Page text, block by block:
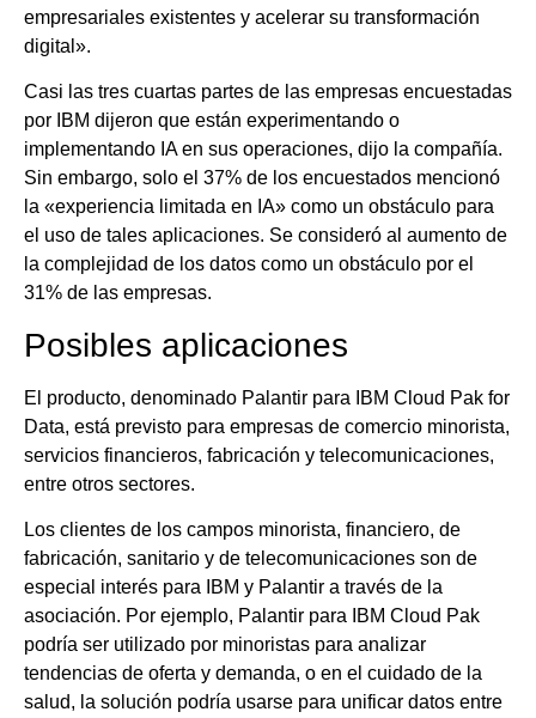
empresariales existentes y acelerar su transformación
digital».
Casi las tres cuartas partes de las empresas encuestadas
por IBM dijeron que están experimentando o
implementando IA en sus operaciones, dijo la compañía.
Sin embargo, solo el 37% de los encuestados mencionó
la «experiencia limitada en IA» como un obstáculo para
el uso de tales aplicaciones. Se consideró al aumento de
la complejidad de los datos como un obstáculo por el
31% de las empresas.
Posibles aplicaciones
El producto, denominado Palantir para IBM Cloud Pak for
Data, está previsto para empresas de comercio minorista,
servicios financieros, fabricación y telecomunicaciones,
entre otros sectores.
Los clientes de los campos minorista, financiero, de
fabricación, sanitario y de telecomunicaciones son de
especial interés para IBM y Palantir a través de la
asociación. Por ejemplo, Palantir para IBM Cloud Pak
podría ser utilizado por minoristas para analizar
tendencias de oferta y demanda, o en el cuidado de la
salud, la solución podría usarse para unificar datos entre